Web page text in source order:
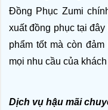
Đồng Phục Zumi
xuất đồng phục tại
phẩm tốt mà còn
mọi nhu cầu của
Dịch vụ hậu mãi